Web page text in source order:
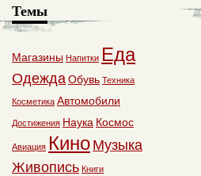
Темы
Магазины Напитки Еда
ОдеждаОбувь Техника
Косметика Автомобили
Достижения Наука Космос
Авиация Кино Музыка
Живопись Книги